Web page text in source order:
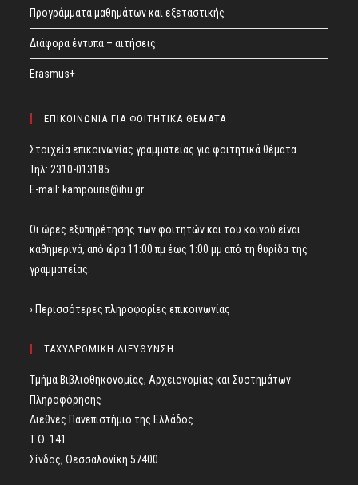
Προγράμματα μαθημάτων και εξεταστικής
Διάφορα έντυπα – αιτήσεις
Erasmus+
ΕΠΙΚΟΙΝΩΝΙΑ ΓΙΑ ΦΟΙΤΗΤΙΚΑ ΘΕΜΑΤΑ
Στοιχεία επικοινωνίας γραμματείας για φοιτητικά θέματα
Τηλ: 2310-013185
E-mail: kampouris@ihu.gr
Οι ώρες εξυπηρέτησης των φοιτητών και του κοινού είναι
καθημερινά, από ώρα 11:00 πμ έως 1:00 μμ από τη θυρίδα της
γραμματείας.
› Περισσότερες πληροφορίες επικοινωνίας
ΤΑΧΥΔΡΟΜΙΚΗ ΔΙΕΥΘΥΝΣΗ
Τμήμα Βιβλιοθηκονομίας, Αρχειονομίας και Συστημάτων
Πληροφόρησης
Διεθνές Πανεπιστήμιο της Ελλάδος
Τ.Θ. 141
Σίνδος, Θεσσαλονίκη 57400